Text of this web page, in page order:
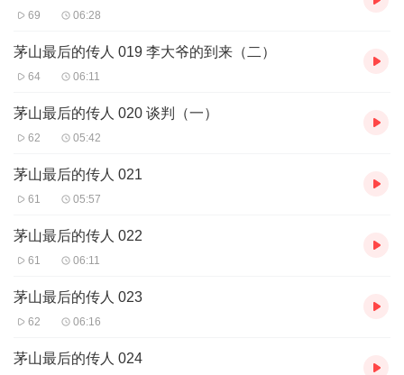
69 06:28
茅山最后的传人 019 李大爷的到来（二）
64 06:11
茅山最后的传人 020 谈判（一）
62 05:42
茅山最后的传人 021
61 05:57
茅山最后的传人 022
61 06:11
茅山最后的传人 023
62 06:16
茅山最后的传人 024